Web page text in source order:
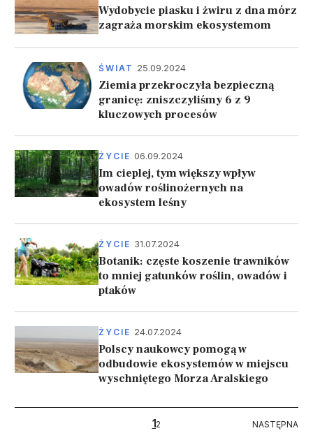
Wydobycie piasku i żwiru z dna mórz
zagraża morskim ekosystemom
ŚWIAT 25.09.2024
Ziemia przekroczyła bezpieczną
granicę: zniszczyliśmy 6 z 9
kluczowych procesów
ŻYCIE 06.09.2024
Im cieplej, tym większy wpływ
owadów roślinożernych na
ekosystem leśny
ŻYCIE 31.07.2024
Botanik: częste koszenie trawników
to mniej gatunków roślin, owadów i
ptaków
ŻYCIE 24.07.2024
Polscy naukowcy pomogą w
odbudowie ekosystemów w miejscu
wyschniętego Morza Aralskiego
12 NASTĘPNA
NASTĘPNA